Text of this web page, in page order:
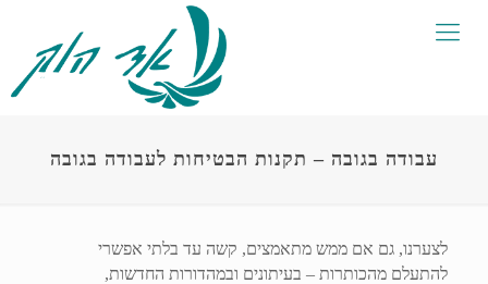
עבודה בגובה – תקנות הבטיחות לעבודה בגובה
לצערנו, גם אם ממש מתאמצים, קשה עד בלתי אפשרי
להתעלם מהכותרות – בעיתונים ובמהדורות החדשות,